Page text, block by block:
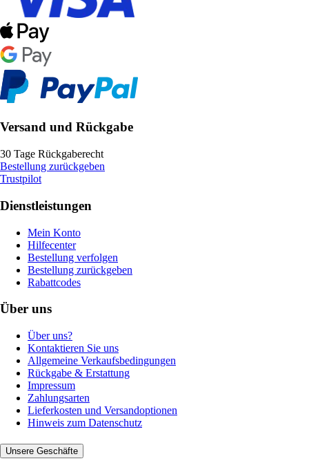
Versand und Rückgabe
30 Tage Rückgaberecht
Bestellung zurückgeben
Trustpilot
Dienstleistungen
Mein Konto
Hilfecenter
Bestellung verfolgen
Bestellung zurückgeben
Rabattcodes
Über uns
Über uns?
Kontaktieren Sie uns
Allgemeine Verkaufsbedingungen
Rückgabe & Erstattung
Impressum
Zahlungsarten
Lieferkosten und Versandoptionen
Hinweis zum Datenschutz
Unsere Geschäfte